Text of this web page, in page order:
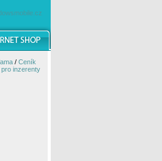
/ Ceník
inzerenty